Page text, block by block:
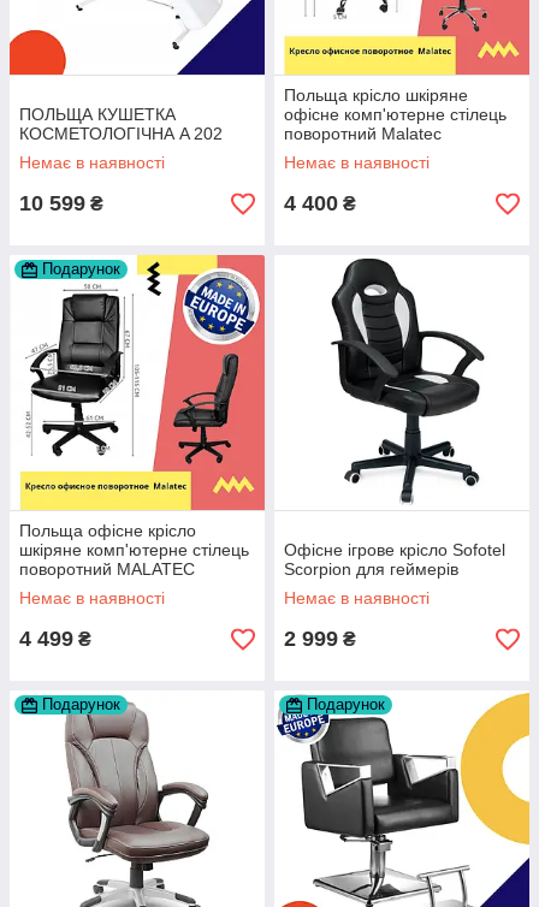
ПОЛЬЩА КУШЕТКА
КОСМЕТОЛОГІЧНА A 202
Немає в наявності
10 599 ₴
Польща крісло шкіряне
офісне комп'ютерне стілець
поворотний Malatec
Немає в наявності
4 400 ₴
Подарунок
Польща офісне крісло
шкіряне комп'ютерне стілець
поворотний MALATEC
Немає в наявності
4 499 ₴
Офісне ігрове крісло Sofotel
Scorpion для геймерів
Немає в наявності
2 999 ₴
Подарунок Подарунок